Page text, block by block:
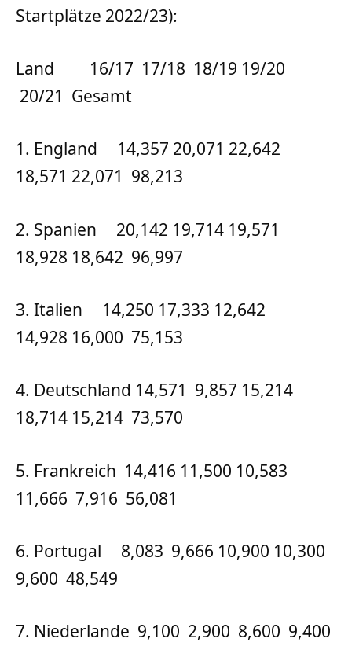
Startplätze 2022/23):
Land 16/17 17/18 18/19 19/20
20/21 Gesamt
1. England 14,357 20,071 22,642
18,571 22,071 98,213
2. Spanien 20,142 19,714 19,571
18,928 18,642 96,997
3. Italien 14,250 17,333 12,642
14,928 16,000 75,153
4. Deutschland 14,571 9,857 15,214
18,714 15,214 73,570
5. Frankreich 14,416 11,500 10,583
11,666 7,916 56,081
6. Portugal 8,083 9,666 10,900 10,300
9,600 48,549
7. Niederlande 9,100 2,900 8,600 9,400